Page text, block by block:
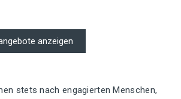
anzeigen
stets nach engagierten Menschen,